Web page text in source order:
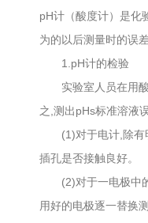
pH计（酸度计）是化
为的以后测量时的误
1.pH计的检验
实验室人员在用酸
之,测出pHs标准溶液
(1)对于电计,除有明
插孔是否接触良好。
(2)对于一电极中的
用好的电极逐一替换